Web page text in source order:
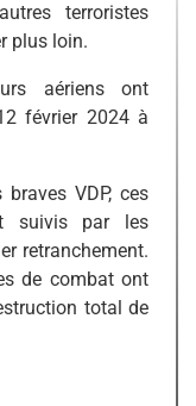
terroristes
plus loin.
aériens ont
février 2024 à
VDP, ces
suivis par les
retranchement.
de combat ont
total de